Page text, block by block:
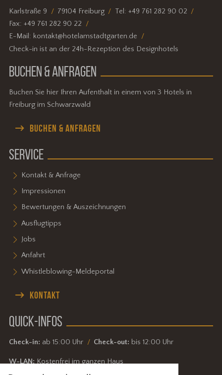
Karlstraße 9 79104 Freiburg Tel: +49 761 282 90 02
Fax:+49 761 282 90 22
E-Mail: kontakt@hotelamstadtgarten.de
Check-in ist an der 24h-Rezeption des Designhotels
BUCHEN & ANFRAGEN
Buchen Sie hier Ihren Aufenthalt in einem von 3 Hotels in
Freiburg im Schwarzwald
BUCHEN & ANFRAGEN
SERVICE
Kontakt & Anfrage
Impressionen
Bewertungen & Auszeichnungen
Ausflugtipps
Jobs
Anfahrt
Whistleblowing-Meldeportal
KONTAKT
QUICK-INFOS
Check-in: ab 15:00 Uhr Check-out: bis 12:00 Uhr
W-LAN:Kostenfrei im ganzen Haus